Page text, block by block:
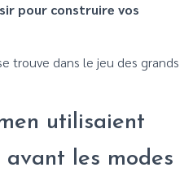
pour construire vos
trouve dans le jeu des grands
utilisaient
les modes